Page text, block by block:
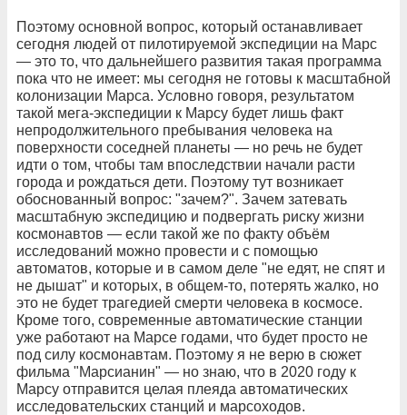
Поэтому основной вопрос, который останавливает
сегодня людей от пилотируемой экспедиции на Марс
— это то, что дальнейшего развития такая программа
пока что не имеет: мы сегодня не готовы к масштабной
колонизации Марса. Условно говоря, результатом
такой мега-экспедиции к Марсу будет лишь факт
непродолжительного пребывания человека на
поверхности соседней планеты — но речь не будет
идти о том, чтобы там впоследствии начали расти
города и рождаться дети. Поэтому тут возникает
обоснованный вопрос: "зачем?". Зачем затевать
масштабную экспедицию и подвергать риску жизни
космонавтов — если такой же по факту объём
исследований можно провести и с помощью
автоматов, которые и в самом деле "не едят, не спят и
не дышат" и которых, в общем-то, потерять жалко, но
это не будет трагедией смерти человека в космосе.
Кроме того, современные автоматические станции
уже работают на Марсе годами, что будет просто не
под силу космонавтам. Поэтому я не верю в сюжет
фильма "Марсианин" — но знаю, что в 2020 году к
Марсу отправится целая плеяда автоматических
исследовательских станций и марсоходов.